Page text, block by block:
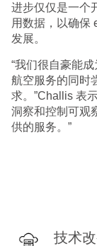
进步仅仅是一个
用数据，以确保
发展。
“我们很自豪能
航空服务的同时
求。”Challis 表
洞察和控制可观
供的服务。”
技术